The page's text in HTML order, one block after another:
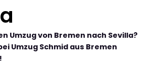
Umzug von Bremen nach Sevilla?
Umzug Schmid aus Bremen